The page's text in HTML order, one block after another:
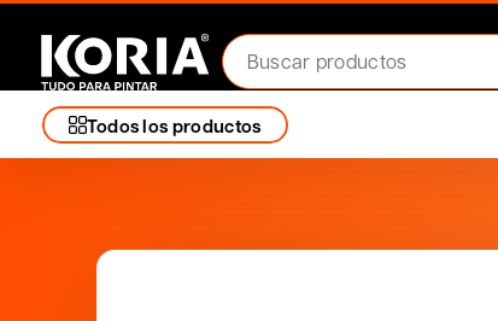
Todos los productos